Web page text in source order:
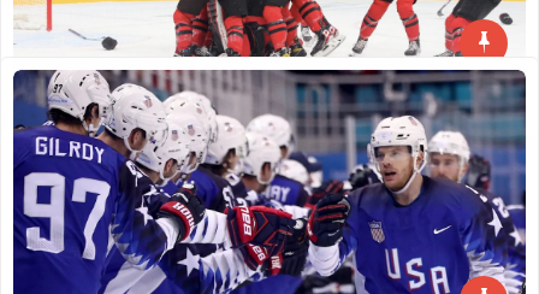
Pemain Hoki Amerika Terbaik Di NHL – National
Hockey League adalah salah
Read More
Kanada Memenangkan Emas Olimpiade di Hoki
Wanita, Menggulingkan Saingan Tim USA
GOLDENWOLF337 AUGUST 12, 2022 0
Kanada Memenangkan Emas Olimpiade di Hoki
Wanita, Menggulingkan Saingan Tim USA –
Read More